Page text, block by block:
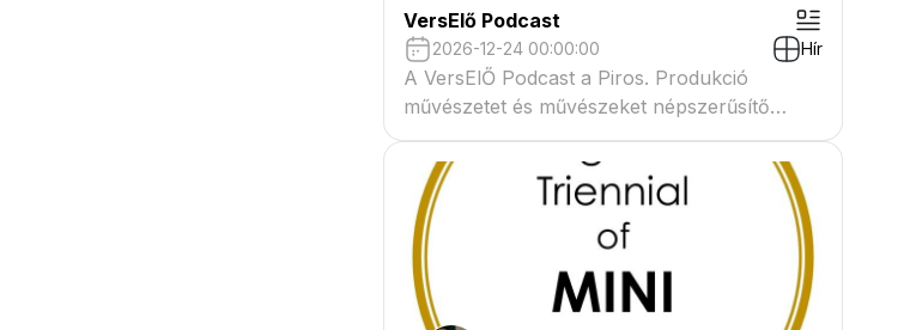
VersElő Podcast
2026-12-24 00:00:00 Hír
A VersElŐ Podcast a Piros. Produkció
művészetet és művészeket népszerűsítő
beszélgető műsora